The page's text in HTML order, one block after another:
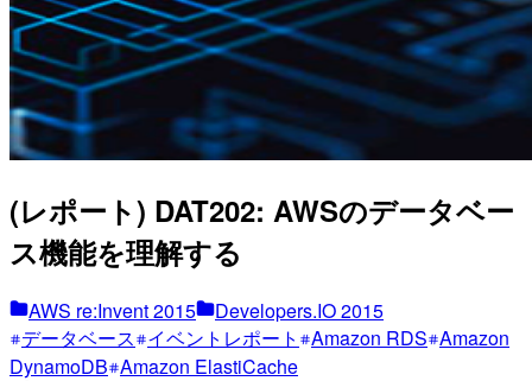
(レポート) DAT202: AWSのデータベー
ス機能を理解する
AWS re:Invent 2015
Developers.IO 2015
データベース イベントレポート Amazon RDS Amazon
DynamoDB Amazon ElastiCache